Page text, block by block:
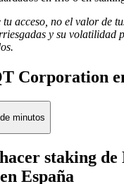
acceso, no el valor de
y su volatilidad
Corporation
minutos
staking
España